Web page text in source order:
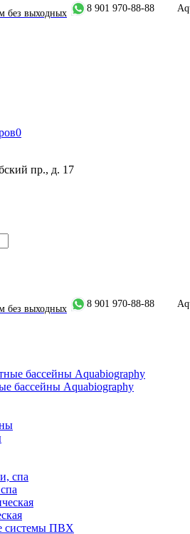
без выходных 8 901 970-88-88
0
пр., д. 17
без выходных 8 901 970-88-88
бассейны Aquabiography